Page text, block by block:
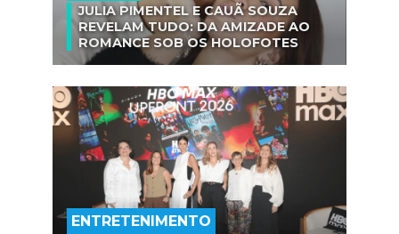
JULIA PIMENTEL E CAUÃ SOUZA
REVELAM TUDO: DA AMIZADE AO
ROMANCE SOB OS HOLOFOTES
ENTRETENIMENTO